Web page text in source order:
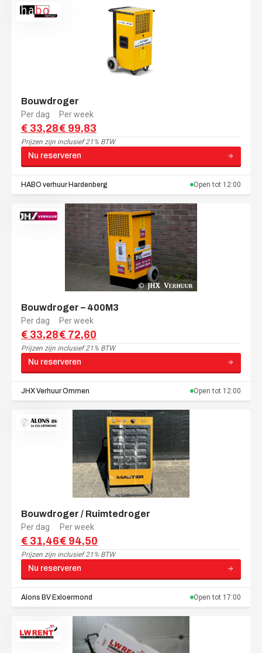
Bouwdroger
Per dag
€ 33,28
Per week
€ 99,83
Prijzen zijn inclusief 21% BTW
Nu reserveren
HABO verhuurHardenberg Open tot 12:00
Bouwdroger – 400M3
Per dag
€ 33,28
Per week
€ 72,60
Prijzen zijn inclusief 21% BTW
Nu reserveren
JHX VerhuurOmmen Open tot 12:00
Bouwdroger / Ruimtedroger
Per dag
€ 31,46
Per week
€ 94,50
Prijzen zijn inclusief 21% BTW
Nu reserveren
Alons BVExloermond Open tot 17:00